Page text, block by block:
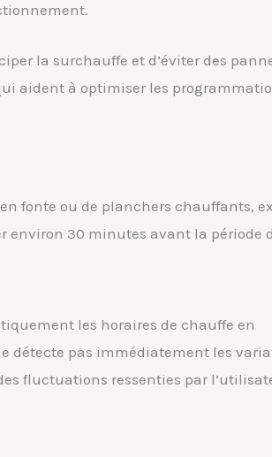
la surchauffe et d’éviter des
aident à optimiser les
fonte ou de planchers chauffants,
environ 30 minutes avant la période
les horaires de chauffe en
détecte pas immédiatement les
fluctuations ressenties par